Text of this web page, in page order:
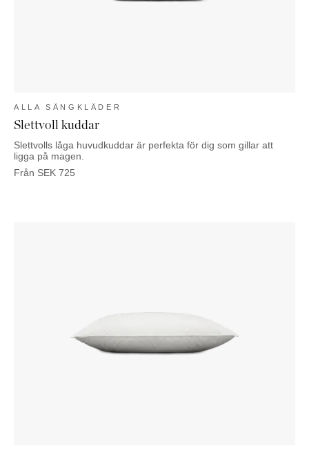
ALLA SÄNGKLÄDER
Slettvoll kuddar
Slettvolls låga huvudkuddar är perfekta för dig som gillar att
ligga på magen.
Från SEK 725